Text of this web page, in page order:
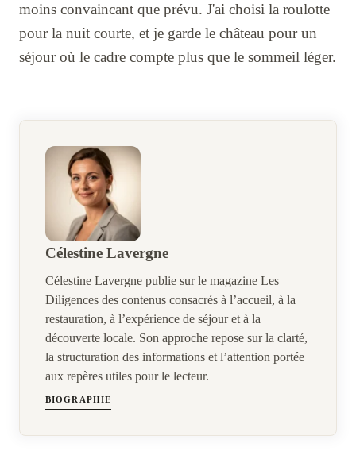
moins convaincant que prévu. J'ai choisi la roulotte
pour la nuit courte, et je garde le château pour un
séjour où le cadre compte plus que le sommeil léger.
Célestine Lavergne
Célestine Lavergne publie sur le magazine Les
Diligences des contenus consacrés à l’accueil, à la
restauration, à l’expérience de séjour et à la
découverte locale. Son approche repose sur la clarté,
la structuration des informations et l’attention portée
aux repères utiles pour le lecteur.
BIOGRAPHIE